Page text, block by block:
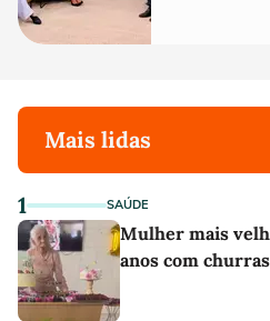
Mais lidas
1 SAÚDE
Mulher mais
anos com